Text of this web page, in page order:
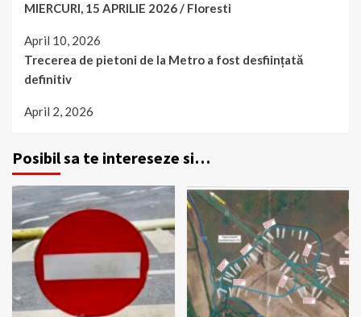
MIERCURI, 15 APRILIE 2026 / Floresti
April 10, 2026
Trecerea de pietoni de la Metro a fost desființată
definitiv
April 2, 2026
Posibil sa te intereseze si…